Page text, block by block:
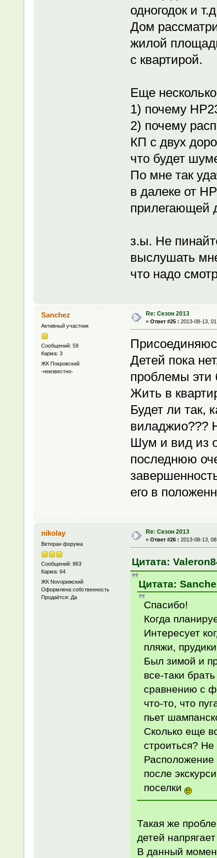
одногодок и
Дом
жилой
с квартирой.
Еще
1) почему
2) почему
КП с двух
что будет
По мне так
в далеке от
прилегающей
з.ы. Не
выслушать
что надо
Sanchez
Активный участник
Сообщений: 59
Карма: 3
ЖК Покровский
-неизвестно-
Re: Сезон 2013
« Ответ #25 : 2013-08-13,
Детей пока
проблемы эти
Жить в
Будет ли так,
виладжио???
Шум и вид из
последнюю
его в
nikolay
Ветеран форума
Сообщений: 863
Карма: 64
ЖК Novoрижский
Оформлена собственность
Продаётся: Да
Re: Сезон 2013
« Ответ #26 : 2013-08-13,
Цитата:
Цитата:
Спасибо!
Когда
Интересует
пляжи,
Был зимой и
все-таки
сравнению с
что-то, что
пьет
Сколько еще
строиться? Не
Расположение
после
поселки
Такая же
детей
В данный